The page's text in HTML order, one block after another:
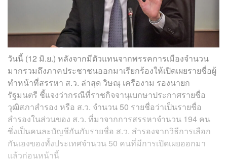
วันนี้ (12 มิ.ย.) หลังจากมีตัวแทนจากพรรคการเมืองจำนวน
มากรวมถึงภาคประชาชนออกมาเรียกร้องให้เปิดเผยรายชื่อผู้
ทำหน้าที่สรรหา ส.ว. ล่าสุด วิษณุ เครืองาม รองนายก
รัฐมนตรี ชี้แจงว่ากรณีที่ราชกิจจานุเบกษาประกาศรายชื่อ
วุฒิสภาสำรอง หรือ ส.ว. จำนวน 50 รายชื่อว่าเป็นรายชื่อ
สำรองในส่วนของ ส.ว. ที่มาจากการสรรหาจำนวน 194 คน
ซึ่งเป็นคนละบัญชีกันกับรายชื่อ ส.ว. สำรองจากวิธีการเลือก
กันเองของทั้งประเทศจำนวน 50 คนที่มีการเปิดเผยออกมา
แล้วก่อนหน้านี้